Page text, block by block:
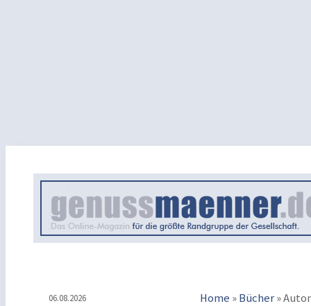
06.08.2026 Home »Bücher»